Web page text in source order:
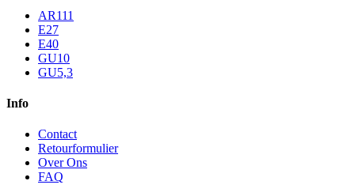
AR111
E27
E40
GU10
GU5,3
Info
Contact
Retourformulier
Over Ons
FAQ